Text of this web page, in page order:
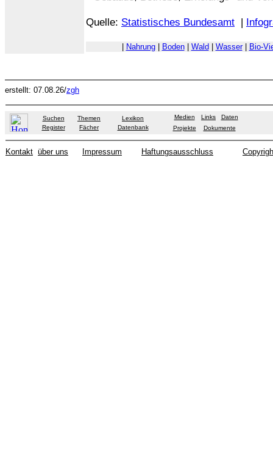
Quelle: Statistisches Bundesamt |
Nahrung| Boden| Wald Wasser| Bio-
erstellt: 07.08.26/zgh
Suchen Themen
Lexikon
Register
Fächer Datenbank
Medien Links
Daten
Projekte
Dokumente
Kontakt über uns Impressum Haftungsausschluss